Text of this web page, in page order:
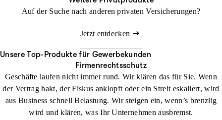
Auf der Suche nach anderen privaten Versicherungen?
Jetzt entdecken
Unsere Top-Produkte für Gewerbekunden
Firmenrechtsschutz
Geschäfte laufen nicht immer rund. Wir klären das für Sie. Wenn
der Vertrag hakt, der Fiskus anklopft oder ein Streit eskaliert, wird
aus Business schnell Belastung. Wir steigen ein, wenn’s brenzlig
wird und klären, was Ihr Unternehmen ausbremst.